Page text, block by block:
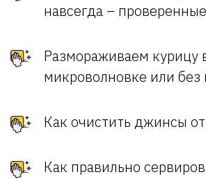
навсегда –
Размораживаем курицу
микроволновке или без
Как очистить джинсы
Как правильно